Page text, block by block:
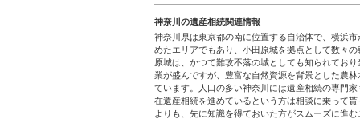
神奈川の遺産相続関連情報
神奈川県は東京都の南に位置する自治体で、横浜
めたエリアでもあり、小田原城を拠点として数々
原城は、かつて難攻不落の城としても知られてお
業が盛んですが、豊富な自然資源を背景とした農
ています。人口の多い神奈川には遺産相続の専門
在遺産相続を進めているという方は相談に乗って
よりも、先に知識を得ておいた方がスムーズに進